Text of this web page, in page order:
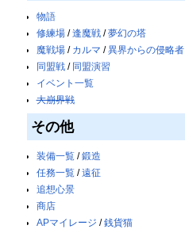
物語
修練場/逢魔戦/夢幻の塔
魔戦場/ カルマ /異界からの侵略者
同盟戦/ 同盟演習
イベント一覧
大崩界戦
その他
装備一覧/鍛造
任務一覧/遠征
追想心景
商店
APマイレージ /銭貨猫